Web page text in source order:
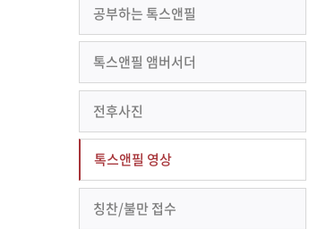
공부하는 톡스앤필
톡스앤필 앰버서더
전후사진
톡스앤필 영상
칭찬/불만 접수